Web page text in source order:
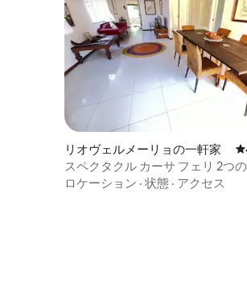
リオヴェルメーリョの一軒家
スペクタクル カーサ フェリ 2つ
ト リオ・ヴェルメーリョ
ロケーション · 状態 · アクセス